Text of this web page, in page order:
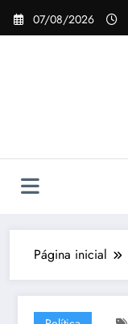
Pular
para
07/08/2026
Página inicial